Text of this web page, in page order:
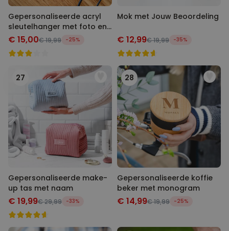
Gepersonaliseerde acryl
sleutelhanger met foto en
tekst
€ 15,00€ 19,99 -25%
Mok met Jouw Beoordeling
€ 12,99€ 19,99 -35%
27
Gepersonaliseerde make-
up tas met naam
€ 19,99€ 29,99 -33%
28
Gepersonaliseerde koffie
beker met monogram
€ 14,99€ 19,99 -25%